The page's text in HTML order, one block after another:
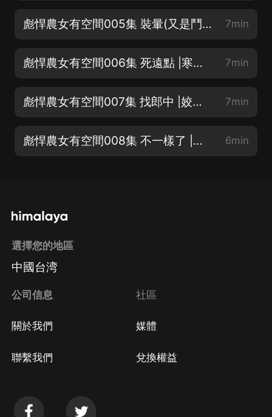
彪悍農女有空間005集 裝暈(又是鬥智鬥勇的一天） 7min
彪悍農女有空間006集 死遠點 |寒梅12月 飾 楊安氏 7min
彪悍農女有空間007集 找郎中 |姣姣兮 飾 李家豔 7min
彪悍農女有空間008集 不一樣了 |婼薰吖 飾 楊二妮 6min
選擇您的地區
中國台湾
公司信息
關於我們
聯繫我們
社區
媒體
兌換權益